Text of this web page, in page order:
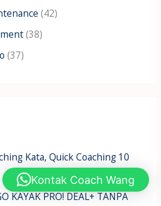
(42)
(38)
(37)
Kata, Quick Coaching 10
KAYAK PRO! DEAL+ TANPA
Kontak Coach Wang